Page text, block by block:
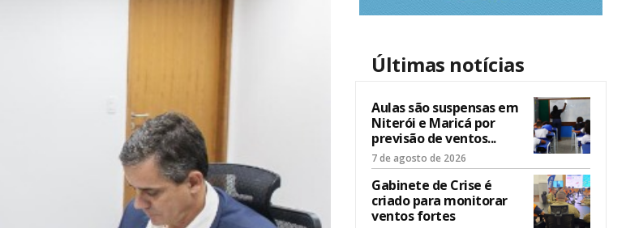
Últimas notícias
Aulas são suspensas em
Niterói e Maricá por
previsão de ventos...
7 de agosto de 2026
Gabinete de Crise é
criado para monitorar
ventos fortes